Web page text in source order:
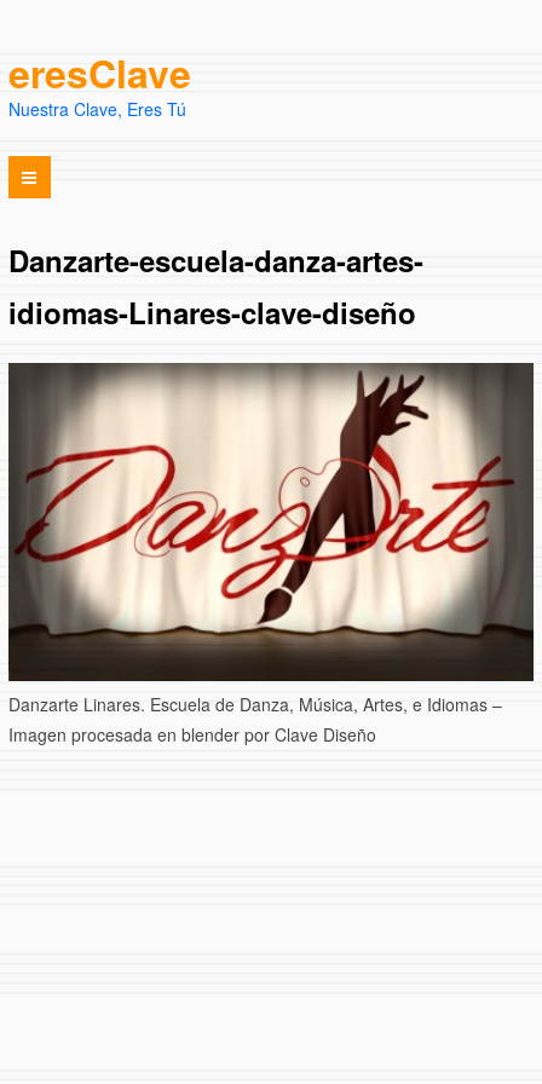
eresClave
Nuestra Clave, Eres Tú
Danzarte-escuela-danza-artes-
idiomas-Linares-clave-diseño
Danzarte Linares. Escuela de Danza, Música, Artes, e Idiomas –
Imagen procesada en blender por Clave Diseño